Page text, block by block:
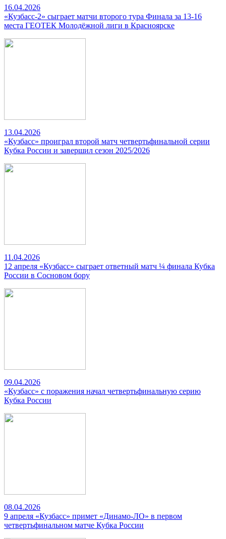
16.04.2026
«Кузбасс-2» сыграет матчи второго тура Финала за 13-16
места ГЕОТЕК Молодёжной лиги в Красноярске
13.04.2026
«Кузбасс» проиграл второй матч четвертьфинальной серии
Кубка России и завершил сезон 2025/2026
11.04.2026
12 апреля «Кузбасс» сыграет ответный матч ¼ финала Кубка
России в Сосновом бору
09.04.2026
«Кузбасс» с поражения начал четвертьфинальную серию
Кубка России
08.04.2026
9 апреля «Кузбасс» примет «Динамо-ЛО» в первом
четвертьфинальном матче Кубка России